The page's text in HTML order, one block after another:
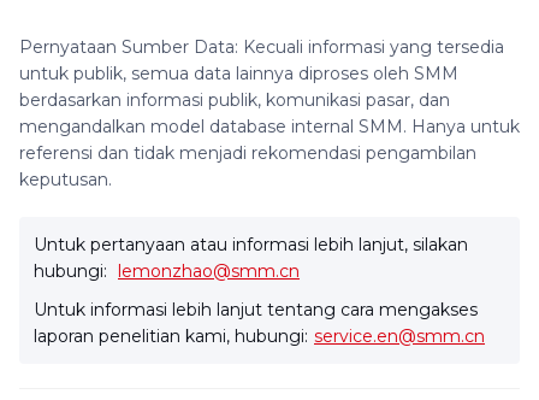
Pernyataan Sumber Data: Kecuali informasi yang tersedia
untuk publik, semua data lainnya diproses oleh SMM
berdasarkan informasi publik, komunikasi pasar, dan
mengandalkan model database internal SMM. Hanya untuk
referensi dan tidak menjadi rekomendasi pengambilan
keputusan.
Untuk pertanyaan atau informasi lebih lanjut, silakan
hubungi: lemonzhao@smm.cn
Untuk informasi lebih lanjut tentang cara mengakses
laporan penelitian kami, hubungi: service.en@smm.cn